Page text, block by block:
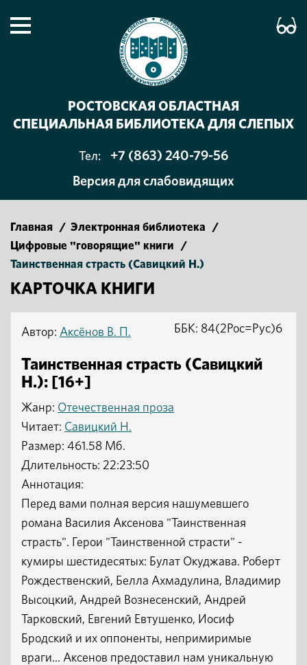
РОСТОВСКАЯ ОБЛАСТНАЯ
СПЕЦИАЛЬНАЯ БИБЛИОТЕКА ДЛЯ СЛЕПЫХ
Тел:
+7 (863) 240-79-56
Версия для слабовидящих
Главная / Электронная библиотека
/
Цифровые "говорящие" книги
/
Таинственная страсть (Савицкий Н.)
КАРТОЧКА КНИГИ
Автор: Аксёнов В. П.
Таинственная страсть (Савицкий
Н.): [16+]
Жанр: Отечественная проза
Читает: Савицкий Н.
ББК: 84(2Рос=Рус)6
Размер: 461.58 Мб.
Длительность: 22:23:50
Аннотация:
Перед вами полная версия нашумевшего
романа Василия Аксенова "Таинственная
страсть". Герои "Таинственной страсти" -
кумиры шестидесятых: Булат Окуджава. Роберт
Рождественский, Белла Ахмадулина, Владимир
Высоцкий, Андрей Вознесенский, Андрей
Тарковский, Евгений Евтушенко, Иосиф
Бродский и их оппоненты, непримиримые
враги... Аксенов предоставил нам уникальную